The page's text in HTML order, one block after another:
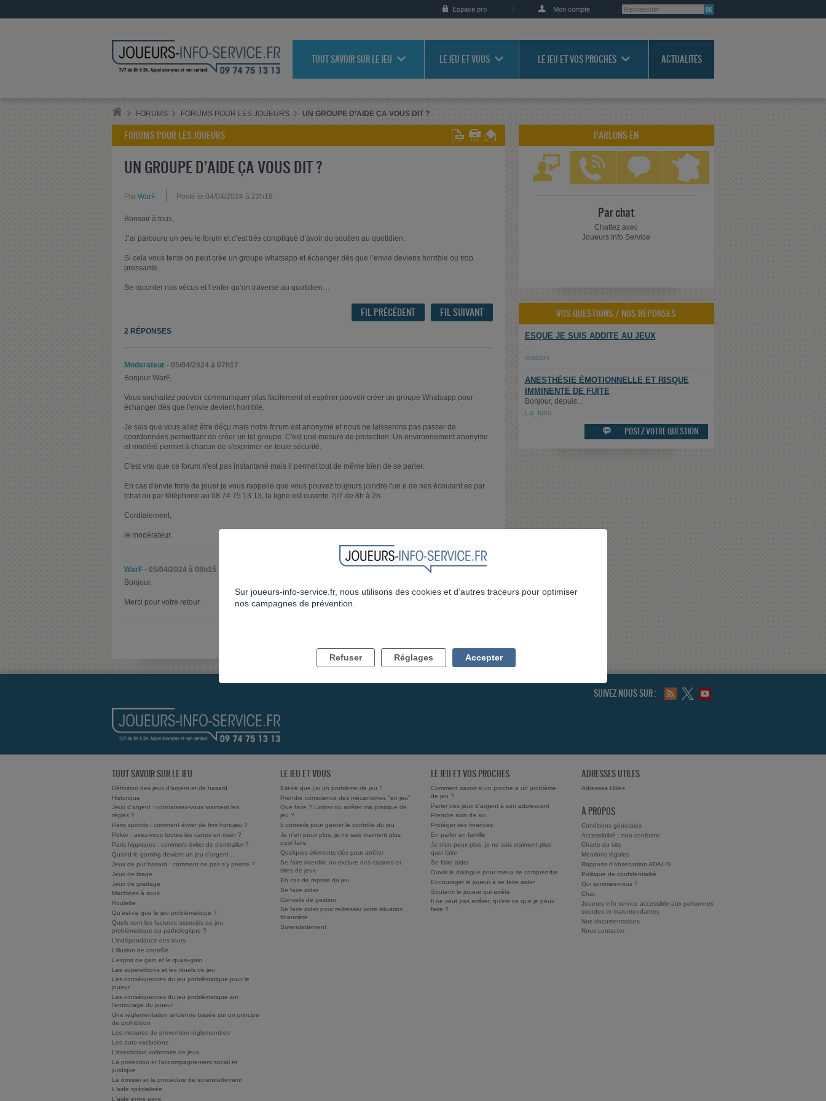
Espace pro Mon compte
TOUT SAVOIR SUR LE JEU LE JEU ET VOUS LE JEU ET VOS PROCHES ACTUALITÉS
FORUMS FORUMS POUR LES JOUEURS UN GROUPE D’AIDE ÇA VOUS DIT ?
FORUMS POUR LES JOUEURS
UN GROUPE D’AIDE ÇA VOUS DIT ?
Par WarF Posté le 04/04/2024 à 22h18
Bonsoir à tous,
J’ai parcouru un peu le forum et c’est très compliqué d’avoir du soutien au quotidien.
Si cela vous tente on peut crée un groupe whatsapp et échanger dès que l’envie deviens horrible ou trop
pressante.
Se raconter nos vécus et l’enfer qu’on traverse au quotidien…
FIL PRÉCÉDENT FIL SUIVANT
2 RÉPONSES
Moderateur - 05/04/2024 à 07h17
Bonjour WarF,
Vous souhaitez pouvoir communiquer plus facilement et espérer pouvoir créer un groupe Whatsapp pour
échanger dès que l'envie devient horrible.
Je sais que vous allez être déçu mais notre forum est anonyme et nous ne laisserons pas passer de
coordonnées permettant de créer un tel groupe. C'est une mesure de protection. Un environnement anonyme
et modéré permet à chacun de s'exprimer en toute sécurité.
C'est vrai que ce forum n'est pas instantané mais il permet tout de même bien de se parler.
En cas d'envie forte de jouer je vous rappelle que vous pouvez toujours joindre l'un.e de nos écoutant.es par
tchat ou par téléphone au 08 74 75 13 13, la ligne est ouverte 7j/7 de 8h à 2h.
Cordialement,
le modérateur.
WarF - 05/04/2024 à 08h15
Bonjour,
Merci pour votre retour.
PARLONS-EN
Par chat
Chattez avec
Joueurs Info Service
VOS QUESTIONS / NOS RÉPONSES
ESQUE JE SUIS ADDITE AU JEUX
...
maison
ANESTHÉSIE ÉMOTIONNELLE ET RISQUE
IMMINENTE DE FUITE
Bonjour, depuis...
La_kine
 POSEZ VOTRE QUESTION
SUIVEZ-NOUS SUR :
TOUT SAVOIR SUR LE JEU
Définition des jeux d’argent et de hasard
Historique
Jeux d'argent : connaissez-vous vraiment les
règles ?
Paris sportifs : comment éviter de finir hors-jeu ?
Poker : avez-vous toutes les cartes en main ?
Paris hippiques : comment éviter de s'emballer ?
Quand le gaming devient un jeu d'argent ...
Jeux de pur hasard : comment ne pas s'y perdre ?
Jeux de tirage
Jeux de grattage
Machines à sous
Roulette
Qu’est-ce que le jeu problématique ?
Quels sont les facteurs associés au jeu
problématique ou pathologique ?
L’indépendance des tours
L’illusion de contrôle
L’espoir de gain et le quasi-gain
Les superstitions et les rituels de jeu
Les conséquences du jeu problématique pour le
joueur
Les conséquences du jeu problématique sur
l’entourage du joueur
Une réglementation ancienne basée sur un principe
de prohibition
Les mesures de prévention règlementées
Les auto-exclusions
L’interdiction volontaire de jeux
La protection et l’accompagnement social et
juridique
Le dossier et la procédure de surendettement
L'aide spécialisée
L'aide entre pairs
LE JEU ET VOUS
Est-ce que j'ai un problème de jeu ?
Prendre conscience des mécanismes "en jeu"
Que faire ? Limiter ou arrêter ma pratique de
jeu ?
5 conseils pour garder le contrôle du jeu
Je n’en peux plus, je ne sais vraiment plus
quoi faire
Quelques éléments clés pour arrêter
Se faire interdire ou exclure des casinos et
sites de jeux
En cas de reprise du jeu
Se faire aider
Conseils de gestion
Se faire aider pour redresser votre situation
financière
Surendettement
LE JEU ET VOS PROCHES
Comment savoir si un proche a un problème
de jeu ?
Parler des jeux d'argent à son adolescent
Prendre soin de soi
Protéger ses finances
En parler en famille
Je n’en peux plus, je ne sais vraiment plus
quoi faire
Se faire aider
Ouvrir le dialogue pour mieux se comprendre
Encourager le joueur à se faire aider
Soutenir le joueur qui arrête
Il ne veut pas arrêter, qu’est ce que je peux
faire ?
ADRESSES UTILES
Adresses Utiles
À PROPOS
Conditions générales
Accessibilité : non conforme
Charte du site
Mentions légales
Rapports d'observation ADALIS
Politique de confidentialité
Qui sommes-nous ?
Chat
Joueurs info service accessible aux personnes
sourdes et malentendantes
Nos documentations
Nous contacter
Sur joueurs-info-service.fr, nous utilisons des cookies et d’autres traceurs pour optimiser
nos campagnes de prévention.
Refuser Réglages Accepter